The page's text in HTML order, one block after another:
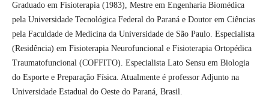
Graduado em Fisioterapia (1983), Mestre em Engenharia Biomédica
pela Universidade Tecnológica Federal do Paraná e Doutor em Ciências
pela Faculdade de Medicina da Universidade de São Paulo. Especialista
(Residência) em Fisioterapia Neurofuncional e Fisioterapia Ortopédica
Traumatofuncional (COFFITO). Especialista Lato Sensu em Biologia
do Esporte e Preparação Física. Atualmente é professor Adjunto na
Universidade Estadual do Oeste do Paraná, Brasil.